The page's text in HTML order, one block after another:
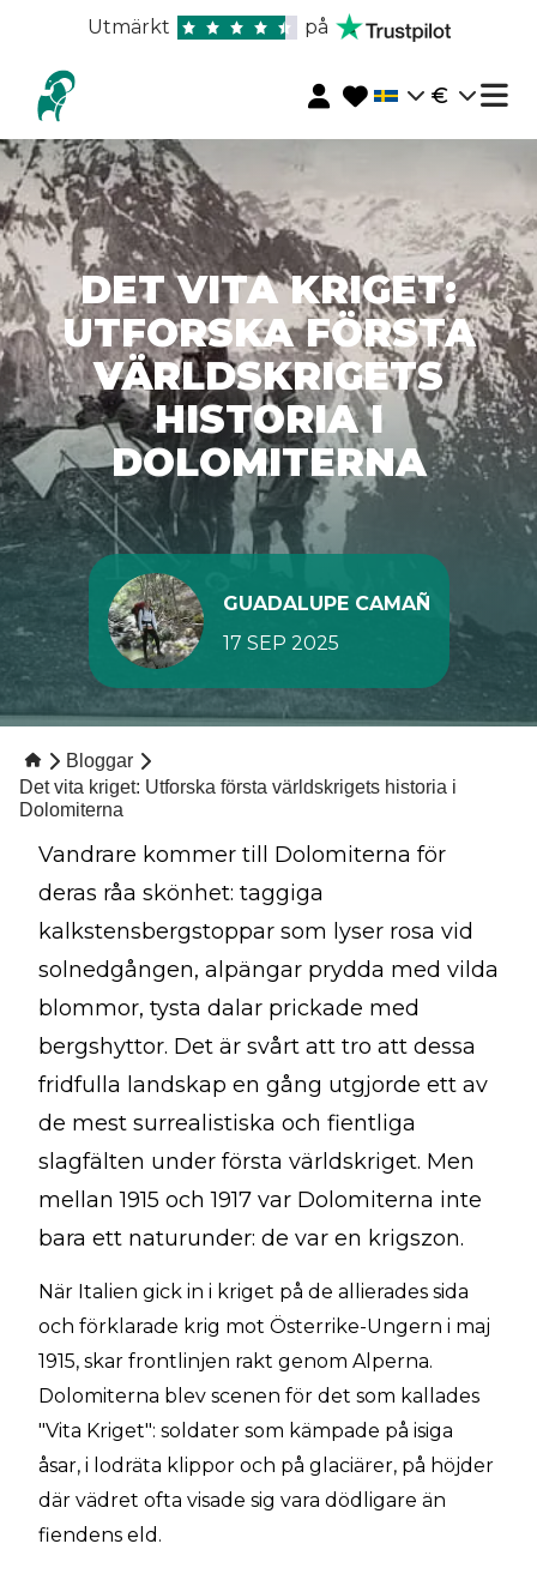
Utmärkt på
€
DET VITA KRIGET:
UTFORSKA FÖRSTA
VÄRLDSKRIGETS
HISTORIA I
DOLOMITERNA
GUADALUPE CAMAÑ
17 SEP 2025
Bloggar
Det vita kriget: Utforska första världskrigets historia i
Dolomiterna
Vandrare kommer till Dolomiterna för
deras råa skönhet: taggiga
kalkstensbergstoppar som lyser rosa vid
solnedgången, alpängar prydda med vilda
blommor, tysta dalar prickade med
bergshyttor. Det är svårt att tro att dessa
fridfulla landskap en gång utgjorde ett av
de mest surrealistiska och fientliga
slagfälten under första världskriget. Men
mellan 1915 och 1917 var Dolomiterna inte
bara ett naturunder: de var en krigszon.
När Italien gick in i kriget på de allierades sida
och förklarade krig mot Österrike-Ungern i maj
1915, skar frontlinjen rakt genom Alperna.
Dolomiterna blev scenen för det som kallades
"Vita Kriget": soldater som kämpade på isiga
åsar, i lodräta klippor och på glaciärer, på höjder
där vädret ofta visade sig vara dödligare än
fiendens eld.